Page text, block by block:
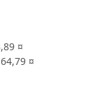
¤
¤